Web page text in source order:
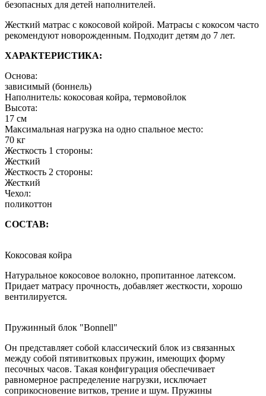
безопасных для детей наполнителей.
Жесткий матрас с кокосовой койрой. Матрасы с кокосом часто
рекомендуют новорожденным. Подходит детям до 7 лет.
ХАРАКТЕРИСТИКА:
Основа:
зависимый (боннель)
Наполнитель: кокосовая койра, термовойлок
Высота:
17 см
Максимальная нагрузка на одно спальное место:
70 кг
Жесткость 1 стороны:
Жесткий
Жесткость 2 стороны:
Жесткий
Чехол:
поликоттон
СОСТАВ:
Кокосовая койра
Натуральное кокосовое волокно, пропитанное латексом.
Придает матрасу прочность, добавляет жесткости, хорошо
вентилируется.
Пружинный блок "Bonnell"
Он представляет собой классический блок из связанных
между собой пятивитковых пружин, имеющих форму
песочных часов. Такая конфигурация обеспечивает
равномерное распределение нагрузки, исключает
соприкосновение витков, трение и шум. Пружины